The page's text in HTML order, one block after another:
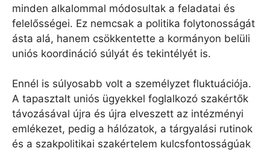
minden alkalommal módosultak a feladatai és
felelősségei. Ez nemcsak a politika folytonosságát
ásta alá, hanem csökkentette a kormányon belüli
uniós koordináció súlyát és tekintélyét is.
Ennél is súlyosabb volt a személyzet fluktuációja.
A tapasztalt uniós ügyekkel foglalkozó szakértők
távozásával újra és újra elveszett az intézményi
emlékezet, pedig a hálózatok, a tárgyalási rutinok
és a szakpolitikai szakértelem kulcsfontosságúak